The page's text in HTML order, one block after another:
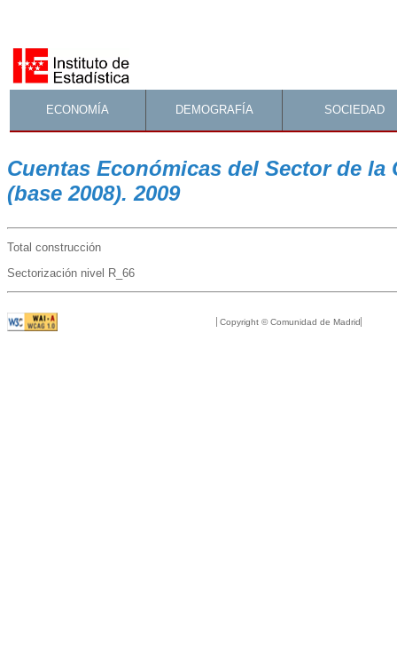
ECONOMÍA DEMOGRAFÍA SOCIEDAD
Cuentas Económicas del Sector de
(base 2008). 2009
Total construcción
Sectorización nivel R_66
Copyright © Comunidad de Madrid